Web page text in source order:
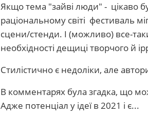
Якщо тема "зайві люди" - цікаво
раціональному світі фестиваль
сцени/стенди. І (можливо) все-
необхідності дещиці творчого й
Стилістично є недоліки, але
В комментарях була згадка, що
Адже потенціал у ідеї в 2021 і є...